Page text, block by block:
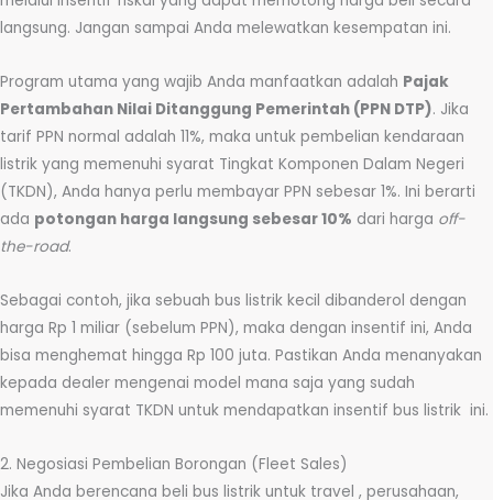
langsung. Jangan sampai Anda melewatkan kesempatan ini.
Program utama yang wajib Anda manfaatkan adalah Pajak
Pertambahan Nilai Ditanggung Pemerintah (PPN DTP). Jika
tarif PPN normal adalah 11%, maka untuk pembelian kendaraan
listrik yang memenuhi syarat Tingkat Komponen Dalam Negeri
(TKDN), Anda hanya perlu membayar PPN sebesar 1%. Ini berarti
ada potongan harga langsung sebesar 10% dari harga off-
the-road.
Sebagai contoh, jika sebuah bus listrik kecil dibanderol dengan
harga Rp 1 miliar (sebelum PPN), maka dengan insentif ini, Anda
bisa menghemat hingga Rp 100 juta. Pastikan Anda menanyakan
kepada dealer mengenai model mana saja yang sudah
memenuhi syarat TKDN untuk mendapatkan insentif bus listrik ini.
2. Negosiasi Pembelian Borongan (Fleet Sales)
Jika Anda berencana beli bus listrik untuk travel , perusahaan,